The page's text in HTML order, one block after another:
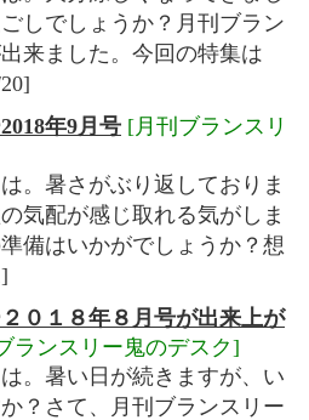
しでしょうか？月刊ブラン
来ました。今回の特集は
年9月号 [月刊ブランスリ
。暑さがぶり返しておりま
気配が感じ取れる気がしま
備はいかがでしょうか？想
０１８年８月号が出来上が
ランスリー鬼のデスク]
。暑い日が続きますが、い
？さて、月刊ブランスリー